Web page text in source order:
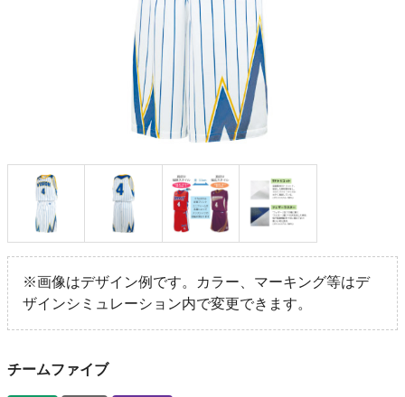
※画像はデザイン例です。カラー、マーキング等はデ
ザインシミュレーション内で変更できます。
チームファイブ